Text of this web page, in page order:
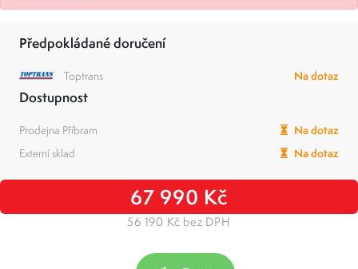
Předpokládané doručení
Toptrans Na dotaz
Dostupnost
Prodejna Příbram
Na dotaz
Externí sklad
Na dotaz
67 990 Kč
56 190 Kč bez DPH